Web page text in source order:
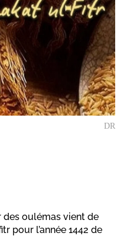
DR
des oulémas vient de
pour l’année 1442 de